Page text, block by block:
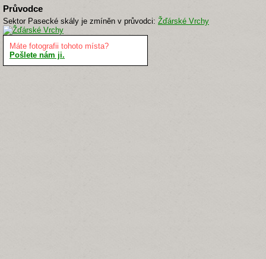
Průvodce
Sektor Pasecké skály je zmíněn v průvodci: Žďárské Vrchy
Máte fotografii tohoto místa?
Pošlete nám ji.